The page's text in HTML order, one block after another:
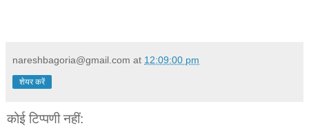
nareshbagoria@gmail.com at 12:09:00 pm
शेयर करें
कोई टिप्पणी नहीं: